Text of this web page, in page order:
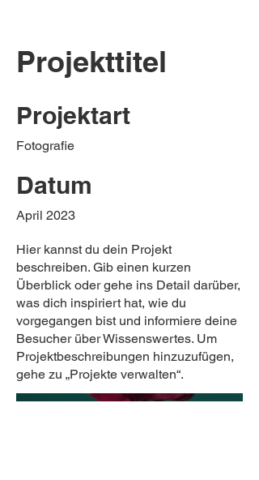
Projekttitel
Projektart
Fotografie
Datum
April 2023
Hier kannst du dein Projekt
beschreiben. Gib einen kurzen
Überblick oder gehe ins Detail darüber,
was dich inspiriert hat, wie du
vorgegangen bist und informiere deine
Besucher über Wissenswertes. Um
Projektbeschreibungen hinzuzufügen,
gehe zu „Projekte verwalten“.